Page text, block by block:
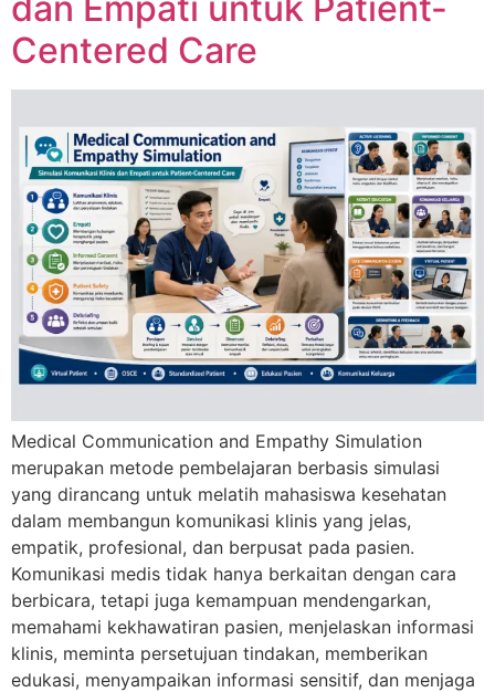
Centered Care
Medical Communication and Empathy Simulation
merupakan metode pembelajaran berbasis simulasi
yang dirancang untuk melatih mahasiswa kesehatan
dalam membangun komunikasi klinis yang jelas,
empatik, profesional, dan berpusat pada pasien.
Komunikasi medis tidak hanya berkaitan dengan cara
berbicara, tetapi juga kemampuan mendengarkan,
memahami kekhawatiran pasien, menjelaskan informasi
klinis, meminta persetujuan tindakan, memberikan
edukasi, menyampaikan informasi sensitif, dan menjaga